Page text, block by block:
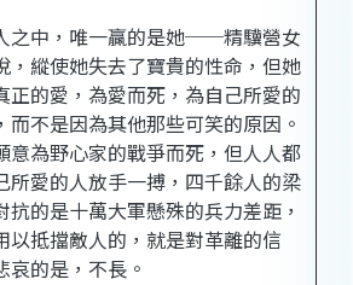
之中，唯一贏的是她──精驥營女
，縱使她失去了寶貴的性命，但她
正的愛，為愛而死，為自己所愛的
而不是因為其他那些可笑的原因。
意為野心家的戰爭而死，但人人都
所愛的人放手一搏，四千餘人的梁
抗的是十萬大軍懸殊的兵力差距，
以抵擋敵人的，就是對革離的信
哀的是，不長。